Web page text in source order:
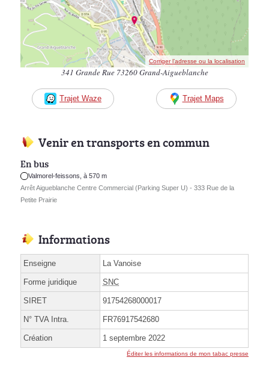
Corriger l’adresse ou la localisation
341 Grande Rue 73260 Grand-Aigueblanche
Trajet Waze Trajet Maps
Venir en transports en commun
En bus
Valmorel-feissons, à 570 m
Arrêt Aigueblanche Centre Commercial (Parking Super U) - 333 Rue de la
Petite Prairie
Informations
Enseigne La Vanoise
Forme juridique SNC
SIRET 91754268000017
N° TVA Intra. FR76917542680
Création 1 septembre 2022
Éditer les informations de mon tabac presse